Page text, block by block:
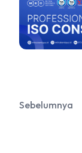
Sebelumnya